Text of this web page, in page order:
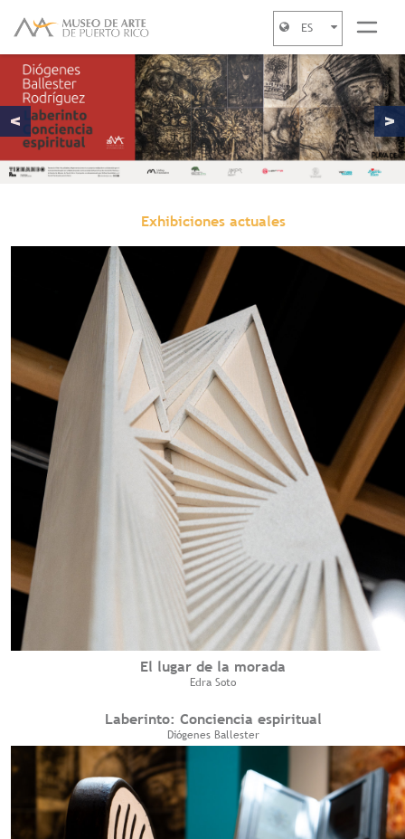
Jump to navigation
ES
Exhibiciones actuales
El lugar de la morada
Edra Soto
Laberinto: Conciencia espiritual
Diógenes Ballester